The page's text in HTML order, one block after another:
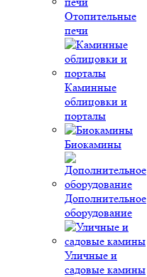
Отопительные
печи
Каминные
облицовки и
порталы
Биокамины
Дополнительное
оборудование
Уличные и
садовые камины